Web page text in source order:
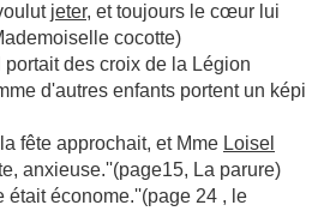
jeter, et toujours le cœur lui
cocotte)
portait des croix de la Légion
d'autres enfants portent un képi
fête approchait, et Mme Loisel
anxieuse.''(page15, La parure)
était économe.''(page 24 , le